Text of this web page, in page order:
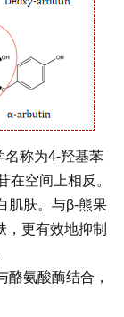
名称为4-羟基苯
在空间上相反。
肌肤。与β-熊果
更有效地抑制
氨酸酶结合，